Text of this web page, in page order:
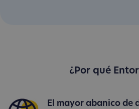
¿Por qué
El mayor abanico de